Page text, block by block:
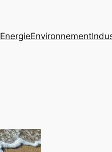
EnergieEnvironnement